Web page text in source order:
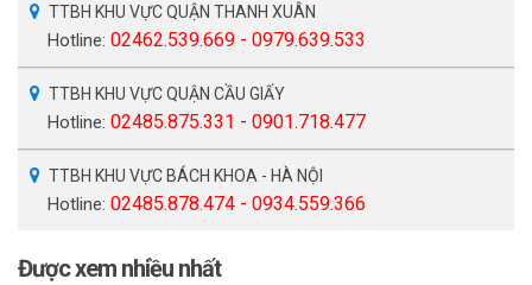
TTBH KHU VỰC QUẬN THANH XUÂN
Hotline: 02462.539.669 - 0979.639.533
TTBH KHU VỰC QUẬN CẦU GIẤY
Hotline: 02485.875.331 - 0901.718.477
TTBH KHU VỰC BÁCH KHOA - HÀ NỘI
Hotline: 02485.878.474 - 0934.559.366
Được xem nhiều nhất